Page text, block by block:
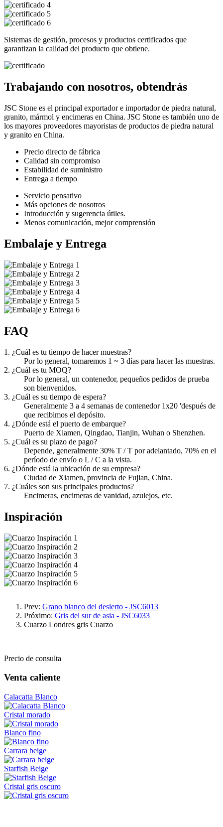
Sistemas de gestión, procesos y productos certificados que
garantizan la calidad del producto que obtiene.
Trabajando con nosotros, obtendrás
JSC Stone es el principal exportador e importador de piedra natural,
granito, mármol y encimeras en China. JSC Stone es también uno de
los mayores proveedores mayoristas de productos de piedra natural
y granito en China.
Precio directo de fábrica
Calidad sin compromiso
Estabilidad de suministro
Entrega a tiempo
Servicio pensativo
Más opciones de nosotros
Introducción y sugerencia útiles.
Menos comunicación, mejor comprensión
Embalaje y Entrega
FAQ
1. ¿Cuál es tu tiempo de hacer muestras?
Por lo general, tomaremos 1 ~ 3 días para hacer las muestras.
2. ¿Cuál es tu MOQ?
Por lo general, un contenedor, pequeños pedidos de prueba
son bienvenidos.
3. ¿Cuál es su tiempo de espera?
Generalmente 3 a 4 semanas de contenedor 1x20 'después de
que recibimos el depósito.
4. ¿Dónde está el puerto de embarque?
Puerto de Xiamen, Qingdao, Tianjin, Wuhan o Shenzhen.
5. ¿Cuál es su plazo de pago?
Depende, generalmente 30% T / T por adelantado, 70% en el
período de envío o L / C a la vista.
6. ¿Dónde está la ubicación de su empresa?
Ciudad de Xiamen, provincia de Fujian, China.
7. ¿Cuáles son sus principales productos?
Encimeras, encimeras de vanidad, azulejos, etc.
Inspiración
Prev: Grano blanco del desierto - JSC6013
Próximo: Gris del sur de asia - JSC6033
Cuarzo Londres gris Cuarzo
Precio de consulta
Venta caliente
Calacatta Blanco
Cristal morado
Blanco fino
Carrara beige
Starfish Beige
Cristal gris oscuro